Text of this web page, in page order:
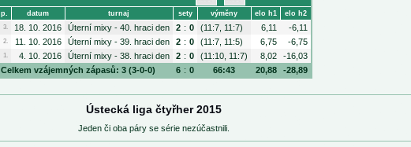
p. datum turnaj sety výměny elo h1 elo h2
3. 18. 10. 2016 Úterní mixy - 40. hraci den 2 : 0 (11:7, 11:7) 6,11 -6,11
2. 11. 10. 2016 Úterní mixy - 39. hraci den 2 : 0 (11:7, 11:5) 6,75 -6,75
1. 4. 10. 2016 Úterní mixy - 38. hraci den 2 : 0 (11:10, 11:7) 8,02
-16,03
Celkem vzájemných zápasů: 3 (3-0-0)
6 : 0 66:43 20,88 -28,89
Ústecká liga čtyřher 2015
Jeden či oba páry se série nezúčastnili.